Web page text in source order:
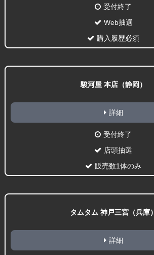
受付終了
Web抽選
購入履歴必須
駿河屋 本店（静岡）
詳細
受付終了
店頭抽選
販売数1体のみ
タムタム 神戸三宮（兵庫）
詳細